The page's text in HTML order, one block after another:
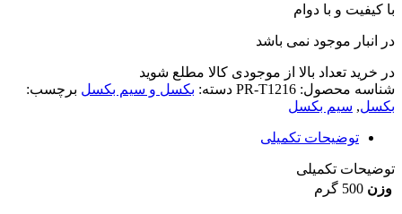
با کیفیت و با دوام
در انبار موجود نمی باشد
در خرید تعداد بالا از موجودی کالا مطلع شوید
شناسه محصول: PR-T1216 دسته: بکسل و سیم بکسل برچسب:
بکسل, سیم بکسل
توضیحات تکمیلی
توضیحات تکمیلی
وزن 500 گرم